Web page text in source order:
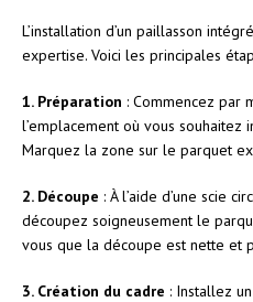
L’installation d’un paillasson
expertise. Voici les principales
1. Préparation : Commencez par
l’emplacement où vous souhaitez
Marquez la zone sur le parquet
2. Découpe : À l’aide d’une scie
découpez soigneusement le
vous que la découpe est nette et
3. Création du cadre : Installez